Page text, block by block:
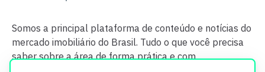
Somos a principal plataforma de conteúdo e notícias do
mercado imobiliário do Brasil. Tudo o que você precisa
saber sobre a área de forma prática e com